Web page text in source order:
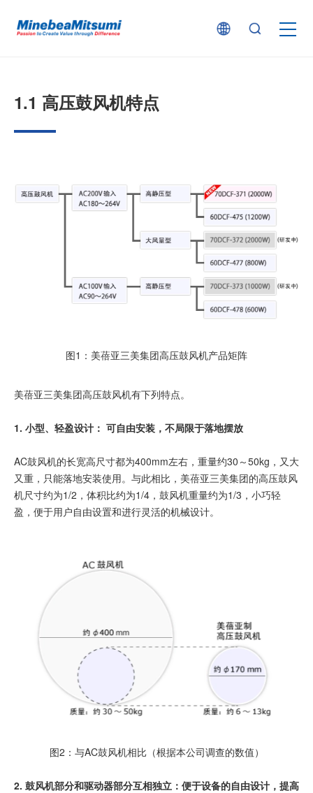
1.1 高压鼓风机特点
图1：美蓓亚三美集团高压鼓风机产品矩阵
美蓓亚三美集团高压鼓风机有下列特点。
1. 小型、轻盈设计： 可自由安装，不局限于落地摆放
AC鼓风机的长宽高尺寸都为400mm左右，重量约30～50kg，又大
又重，只能落地安装使用。与此相比，美蓓亚三美集团的高压鼓风
机尺寸约为1/2，体积比约为1/4，鼓风机重量约为1/3，小巧轻
盈，便于用户自由设置和进行灵活的机械设计。
图2：与AC鼓风机相比（根据本公司调查的数值）
2. 鼓风机部分和驱动器部分互相独立：便于设备的自由设计，提高